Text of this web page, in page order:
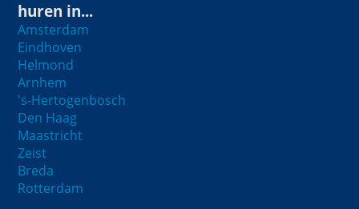
huren in...
Amsterdam
Eindhoven
Helmond
Arnhem
's-Hertogenbosch
Den Haag
Maastricht
Zeist
Breda
Rotterdam